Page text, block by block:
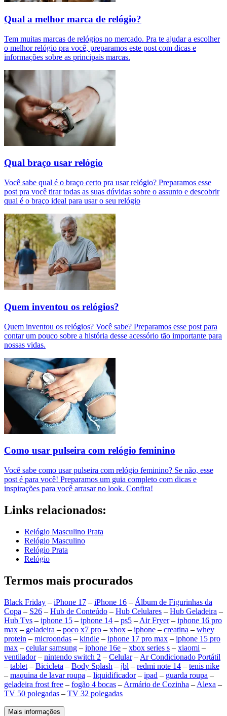
Qual a melhor marca de relógio?
Tem muitas marcas de relógios no mercado. Pra te ajudar a escolher
o melhor relógio pra você, preparamos este post com dicas e
informações sobre as principais marcas.
Qual braço usar relógio
Você sabe qual é o braço certo pra usar relógio? Preparamos esse
post pra você tirar todas as suas dúvidas sobre o assunto e descobrir
qual é o braço ideal para usar o seu relógio
Quem inventou os relógios?
Quem inventou os relógios? Você sabe? Preparamos esse post para
contar um pouco sobre a história desse acessório tão importante para
nossas vidas.
Como usar pulseira com relógio feminino
Você sabe como usar pulseira com relógio feminino? Se não, esse
post é para você! Preparamos um guia completo com dicas e
inspirações para você arrasar no look. Confira!
Links relacionados:
Relógio Masculino Prata
Relógio Masculino
Relógio Prata
Relógio
Termos mais procurados
Black Friday – iPhone 17 – iPhone 16 – Álbum de Figurinhas da
Copa – S26 – Hub de Conteúdo – Hub Celulares – Hub Geladeira –
Hub Tvs – iphone 15 – iphone 14 – ps5 – Air Fryer– iphone 16 pro
max – geladeira – poco x7 pro – xbox – iphone – creatina – whey
protein – microondas – kindle – iphone 17 pro max – iphone 15 pro
max – celular samsung – iphone 16e – xbox series s – xiaomi –
ventilador– nintendo switch 2 – Celular– Ar Condicionado Portátil
– tablet – Bicicleta – Body Splash – jbl – redmi note 14 – tenis nike
– maquina de lavar roupa – liquidificador– ipad – guarda roupa –
geladeira frost free – fogão 4 bocas – Armário de Cozinha – Alexa –
TV 50 polegadas – TV 32 polegadas
Mais informações